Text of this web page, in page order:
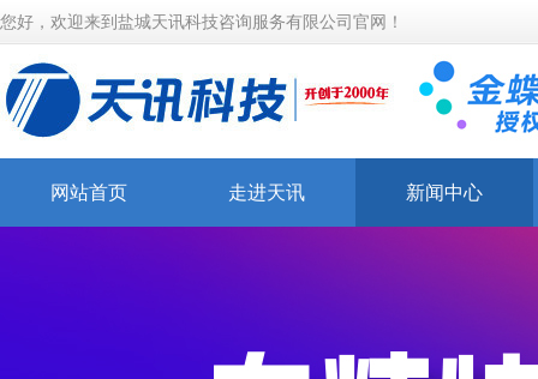
您好，欢迎来到盐城天讯科技咨询服务有限公司官网！
网站首页 走进天讯 新闻中心